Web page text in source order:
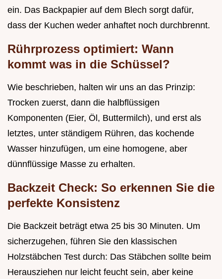
ein. Das Backpapier auf dem Blech sorgt dafür,
dass der Kuchen weder anhaftet noch durchbrennt.
Rührprozess optimiert: Wann
kommt was in die Schüssel?
Wie beschrieben, halten wir uns an das Prinzip:
Trocken zuerst, dann die halbflüssigen
Komponenten (Eier, Öl, Buttermilch), und erst als
letztes, unter ständigem Rühren, das kochende
Wasser hinzufügen, um eine homogene, aber
dünnflüssige Masse zu erhalten.
Backzeit Check: So erkennen Sie die
perfekte Konsistenz
Die Backzeit beträgt etwa 25 bis 30 Minuten. Um
sicherzugehen, führen Sie den klassischen
Holzstäbchen Test durch: Das Stäbchen sollte beim
Herausziehen nur leicht feucht sein, aber keine